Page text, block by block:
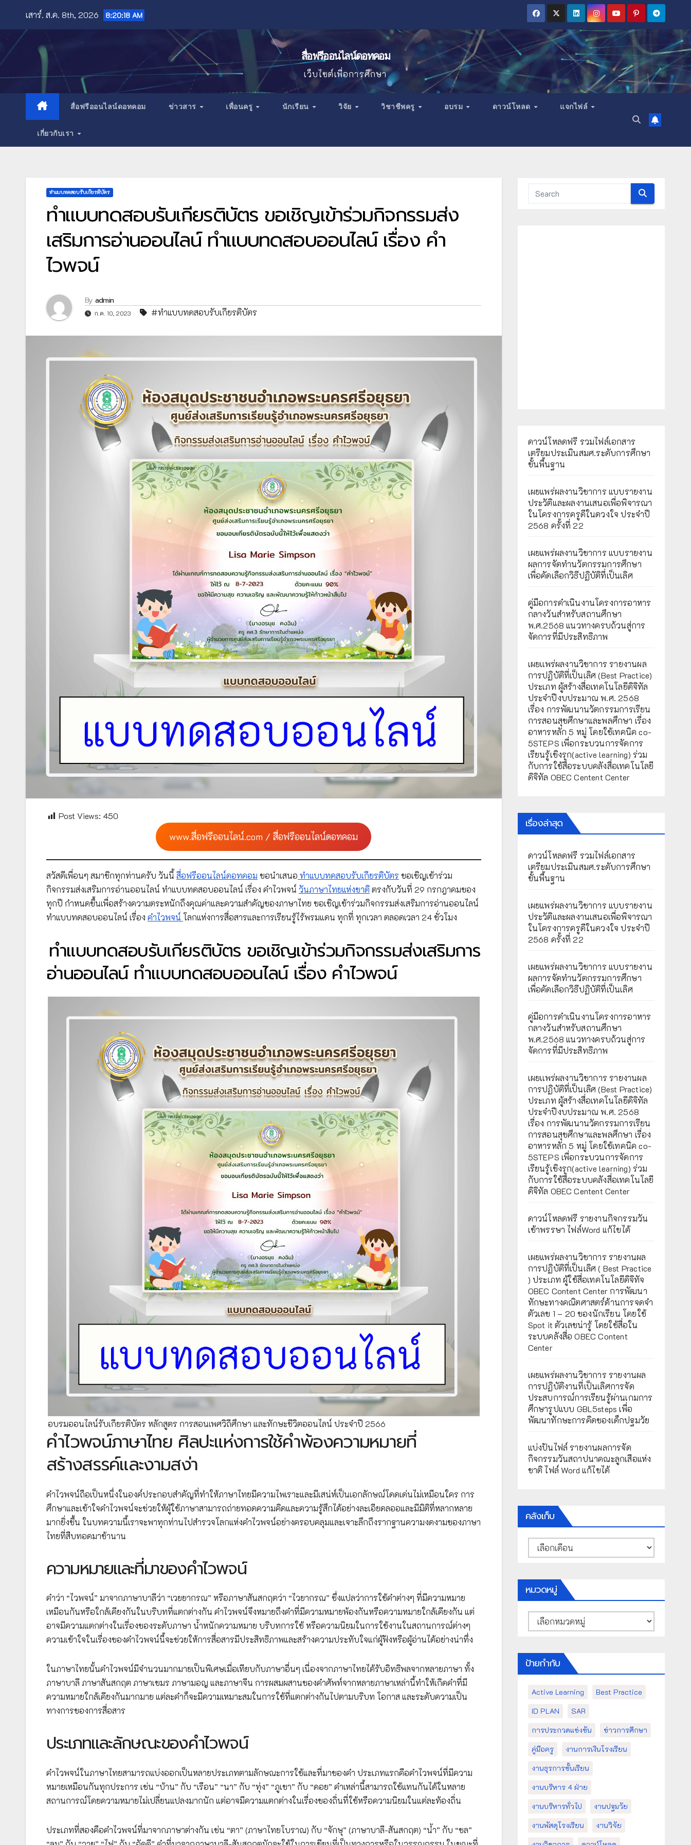
content
เสาร์. ส.ค. 8th, 2026 8:20:20 AM
สื่อฟรีออนไลน์ดอทคอม
เว็บไซต์เพื่อการศึกษา
สื่อฟรีออนไลน์ดอทคอม ข่าวสาร เพื่อนครู นักเรียน วิจัย วิชาชีพครู อบรม ดาวน์โหลด แจกไฟล์
เกี่ยวกับเรา
ทำแบบทดสอบรับเกียรติบัตร
ทำแบบทดสอบรับเกียรติบัตร ขอเชิญเข้าร่วมกิจกรรมส่ง
เสริมการอ่านออนไลน์ ทำแบบทดสอบออนไลน์ เรื่อง คำ
ไวพจน์
By admin
ก.ค. 10, 2023 #ทำแบบทดสอบรับเกียรติบัตร
Post Views: 450
www.สื่อฟรีออนไลน์.com / สื่อฟรีออนไลน์ดอทคอม
สวัสดีเพื่อนๆ สมาชิกทุกท่านครับ วันนี้ สื่อฟรีออนไลน์ดอทคอม ขอนำเสนอ ทำแบบทดสอบรับเกียรติบัตร ขอเชิญเข้าร่วม
กิจกรรมส่งเสริมการอ่านออนไลน์ ทำแบบทดสอบออนไลน์ เรื่อง คำไวพจน์ วันภาษาไทยแห่งชาติตรงกับวันที่ 29 กรกฎาคมของ
ทุกปี กำหนดขึ้นเพื่อสร้างความตระหนักถึงคุณค่าและความสำคัญของภาษาไทย ขอเชิญเข้าร่วมกิจกรรมส่งเสริมการอ่านออนไลน์
ทำแบบทดสอบออนไลน์ เรื่อง คำไวพจน์ โลกแห่งการสื่อสารและการเรียนรู้ไร้พรมแดน ทุกที่ ทุกเวลา ตลอดเวลา 24 ชั่วโมง
ทำแบบทดสอบรับเกียรติบัตร ขอเชิญเข้าร่วมกิจกรรมส่งเสริมการ
อ่านออนไลน์ ทำแบบทดสอบออนไลน์ เรื่อง คำไวพจน์
อบรมออนไลน์รับเกียรติบัตร หลักสูตร การสอนเพศวิถีศึกษา และทักษะชีวิตออนไลน์ ประจำปี 2566
คำไวพจน์ภาษาไทย ศิลปะแห่งการใช้คำพ้องความหมายที่
สร้างสรรค์และงามสง่า
คำไวพจน์ถือเป็นหนึ่งในองค์ประกอบสำคัญที่ทำให้ภาษาไทยมีความไพเราะและมีเสน่ห์เป็นเอกลักษณ์โดดเด่นไม่เหมือนใคร การ
ศึกษาและเข้าใจคำไวพจน์จะช่วยให้ผู้ใช้ภาษาสามารถถ่ายทอดความคิดและความรู้สึกได้อย่างละเอียดลออและมีมิติที่หลากหลาย
มากยิ่งขึ้น ในบทความนี้เราจะพาทุกท่านไปสำรวจโลกแห่งคำไวพจน์อย่างครอบคลุมและเจาะลึกถึงรากฐานความงดงามของภาษา
ไทยที่สืบทอดมาช้านาน
ความหมายและที่มาของคำไวพจน์
คำว่า “ไวพจน์” มาจากภาษาบาลีว่า “เวยยากรณ” หรือภาษาสันสกฤตว่า “ไวยากรณ” ซึ่งแปลว่าการใช้คำต่างๆ ที่มีความหมาย
เหมือนกันหรือใกล้เคียงกันในบริบทที่แตกต่างกัน คำไวพจน์จึงหมายถึงคำที่มีความหมายพ้องกันหรือความหมายใกล้เคียงกัน แต่
อาจมีความแตกต่างในเรื่องของระดับภาษา น้ำหนักความหมาย บริบทการใช้ หรือความนิยมในการใช้งานในสถานการณ์ต่างๆ
ความเข้าใจในเรื่องของคำไวพจน์นี้จะช่วยให้การสื่อสารมีประสิทธิภาพและสร้างความประทับใจแก่ผู้ฟังหรือผู้อ่านได้อย่างน่าทึ่ง
ในภาษาไทยนั้นคำไวพจน์มีจำนวนมากมายเป็นพิเศษเมื่อเทียบกับภาษาอื่นๆ เนื่องจากภาษาไทยได้รับอิทธิพลจากหลายภาษา ทั้ง
ภาษาบาลี ภาษาสันสกฤต ภาษาเขมร ภาษามอญ และภาษาจีน การผสมผสานของคำศัพท์จากหลายภาษาเหล่านี้ทำให้เกิดคำที่มี
ความหมายใกล้เคียงกันมากมาย แต่ละคำก็จะมีความเหมาะสมในการใช้ที่แตกต่างกันไปตามบริบท โอกาส และระดับความเป็น
ทางการของการสื่อสาร
ประเภทและลักษณะของคำไวพจน์
คำไวพจน์ในภาษาไทยสามารถแบ่งออกเป็นหลายประเภทตามลักษณะการใช้และที่มาของคำ ประเภทแรกคือคำไวพจน์ที่มีความ
หมายเหมือนกันทุกประการ เช่น “บ้าน” กับ “เรือน” “นา” กับ “ทุ่ง” “ภูเขา” กับ “ดอย” คำเหล่านี้สามารถใช้แทนกันได้ในหลาย
สถานการณ์โดยความหมายไม่เปลี่ยนแปลงมากนัก แต่อาจมีความแตกต่างในเรื่องของถิ่นที่ใช้หรือความนิยมในแต่ละท้องถิ่น
ประเภทที่สองคือคำไวพจน์ที่มาจากภาษาต่างกัน เช่น “ตา” (ภาษาไทยโบราณ) กับ “จักษุ” (ภาษาบาลี-สันสกฤต) “น้ำ” กับ “ชล”
ดาวน์โหลดฟรี รวมไฟล์เอกสาร
เตรียมประเมินสมศ.ระดับการศึกษา
ขั้นพื้นฐาน
เผยแพร่ผลงานวิชาการ แบบรายงาน
ประวัติและผลงานเสนอเพื่อพิจารณา
ในโครงการครูดีในดวงใจ ประจำปี
2568 ครั้งที่ 22
เผยแพร่ผลงานวิชาการ แบบรายงาน
ผลการจัดทำนวัตกรรมการศึกษา
เพื่อคัดเลือกวิธีปฏิบัติที่เป็นเลิศ
คู่มือการดำเนินงานโครงการอาหาร
กลางวันสำหรับสถานศึกษา
พ.ศ.2568 แนวทางครบถ้วนสู่การ
จัดการที่มีประสิทธิภาพ
เผยเเพร่ผลงานวิชาการ รายงานผล
การปฏิบัติที่เป็นเลิศ (Best Practice)
ประเภท ผู้สร้างสื่อเทคโนโลยีดิจิทัล
ประจำปีงบประมาณ พ.ศ. 2568
เรื่อง การพัฒนานวัตกรรมการเรียน
การสอนสุขศึกษาและพลศึกษา เรื่อง
อาหารหลัก 5 หมู่ โดยใช้เทคนิค co-
5STEPS เพื่อกระบวนการจัดการ
เรียนรู้เชิงรุก(active learning) ร่วม
กับการใช้สื่อระบบคลังสื่อเทคโนโลยี
ดิจิทัล OBEC Centent Center
เรื่องล่าสุด
ดาวน์โหลดฟรี รวมไฟล์เอกสาร
เตรียมประเมินสมศ.ระดับการศึกษา
ขั้นพื้นฐาน
เผยแพร่ผลงานวิชาการ แบบรายงาน
ประวัติและผลงานเสนอเพื่อพิจารณา
ในโครงการครูดีในดวงใจ ประจำปี
2568 ครั้งที่ 22
เผยแพร่ผลงานวิชาการ แบบรายงาน
ผลการจัดทำนวัตกรรมการศึกษา
เพื่อคัดเลือกวิธีปฏิบัติที่เป็นเลิศ
คู่มือการดำเนินงานโครงการอาหาร
กลางวันสำหรับสถานศึกษา
พ.ศ.2568 แนวทางครบถ้วนสู่การ
จัดการที่มีประสิทธิภาพ
เผยเเพร่ผลงานวิชาการ รายงานผล
การปฏิบัติที่เป็นเลิศ (Best Practice)
ประเภท ผู้สร้างสื่อเทคโนโลยีดิจิทัล
ประจำปีงบประมาณ พ.ศ. 2568
เรื่อง การพัฒนานวัตกรรมการเรียน
การสอนสุขศึกษาและพลศึกษา เรื่อง
อาหารหลัก 5 หมู่ โดยใช้เทคนิค co-
5STEPS เพื่อกระบวนการจัดการ
เรียนรู้เชิงรุก(active learning) ร่วม
กับการใช้สื่อระบบคลังสื่อเทคโนโลยี
ดิจิทัล OBEC Centent Center
ดาวน์โหลดฟรี รายงานกิจกรรมวัน
เข้าพรรษา ไฟล์Word แก้ไขได้
เผยแพร่ผลงานวิชาการ รายงานผล
การปฏิบัติที่เป็นเลิศ ( Best Practice
) ประเภท ผู้ใช้สื่อเทคโนโลยีดิจิทัจ
OBEC Content Center การพัฒนา
ทักษะทางคณิตศาสตร์ด้านการจดจำ
ตัวเลข 1 – 20 ของนักเรียน โดยใช้
Spot it ตัวเลขน่ารู้ โดยใช้สื่อใน
ระบบคลังสื่อ OBEC Content
Center
เผยแพร่ผลงานวิชาการ รายงานผล
การปฏิบัติงานที่เป็นเลิศการจัด
ประสบการณ์การเรียนรู้ผ่านเกมการ
ศึกษารูปแบบ GBL5steps เพื่อ
พัฒนาทักษะการคิดของเด็กปฐมวัย
แบ่งปันไฟล์ รายงานผลการจัด
กิจกรรมวันสถาปนาคณะลูกเสือแห่ง
ชาติ ไฟล์ Word แก้ไขได้
คลังเก็บ
คลัง
เก็บ
หมวดหมู่
หมวด
หมู่
ป้ายกำกับ
Active Learning
Best Practice
ID PLAN
SAR
การประกวดแข่งขัน
ข่าวการศึกษา
คู่มือครู
งานการเงินโรงเรียน
งานธุรการชั้นเรียน
งานบริหาร 4 ฝ่าย
งานบริหารทั่วไป
งานปฐมวัย
งานพัสดุโรงเรียน
งานวิจัย